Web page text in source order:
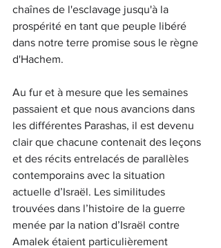
chaînes de l'esclavage jusqu'à la
prospérité en tant que peuple libéré
dans notre terre promise sous le règne
d'Hachem.
Au fur et à mesure que les semaines
passaient et que nous avancions dans
les différentes Parashas, ​​il est devenu
clair que chacune contenait des leçons
et des récits entrelacés de parallèles
contemporains avec la situation
actuelle d’Israël. Les similitudes
trouvées dans l’histoire de la guerre
menée par la nation d’Israël contre
Amalek étaient particulièrement